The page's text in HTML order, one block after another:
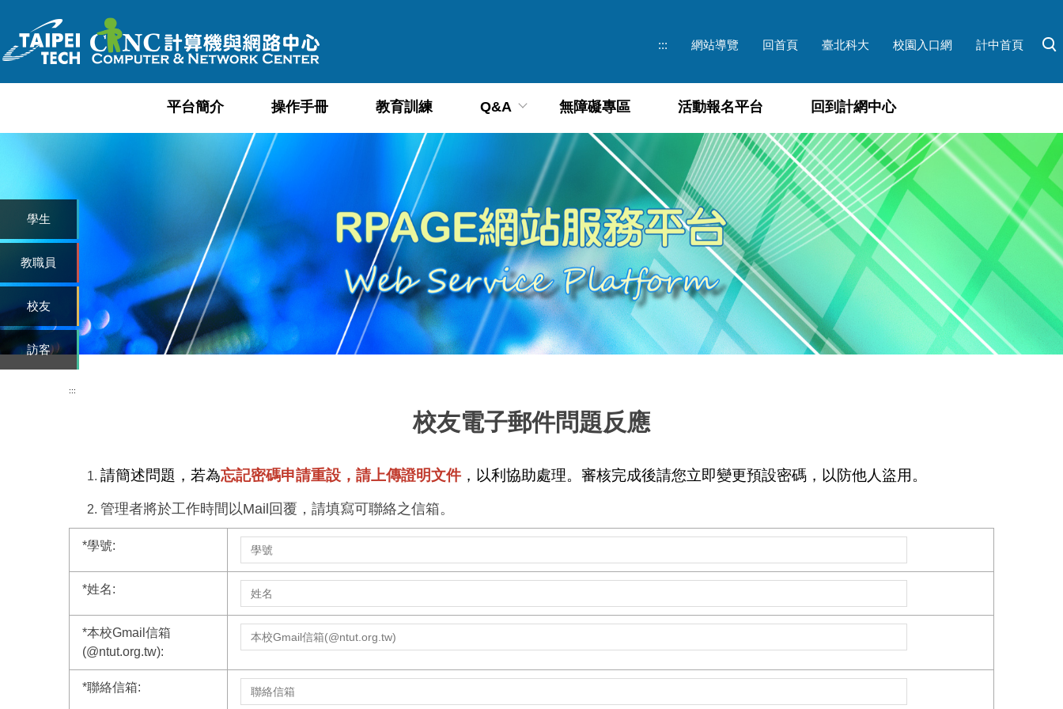
到
主
::: 網站導覽 回首頁 臺北科大 校園入口網 計中首頁
平台簡介 操作手冊 教育訓練 Q&A 無障礙專區 活動報名平台 回到計網中心
學生
教職員
校友
訪客
:::
校友電子郵件問題反應
請簡述問題，若為忘記密碼申請重設，請上傳證明文件 ，以利協助處理。 審核完成後請您立即變更預設密碼，以防他人盜用。
管理者將於工作時間以Mail回覆，請填寫可聯絡之信箱。
*學號:
*姓名:
*本校Gmail信箱
(@ntut.org.tw):
*聯絡信箱: